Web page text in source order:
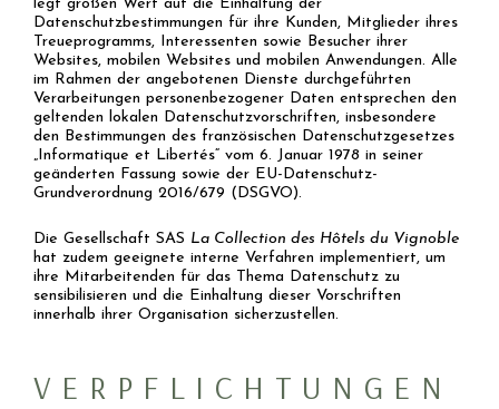
legt großen Wert auf die Einhaltung der
Datenschutzbestimmungen für ihre Kunden, Mitglieder ihres
Treueprogramms, Interessenten sowie Besucher ihrer
Websites, mobilen Websites und mobilen Anwendungen. Alle
im Rahmen der angebotenen Dienste durchgeführten
Verarbeitungen personenbezogener Daten entsprechen den
geltenden lokalen Datenschutzvorschriften, insbesondere
den Bestimmungen des französischen Datenschutzgesetzes
„Informatique et Libertés“ vom 6. Januar 1978 in seiner
geänderten Fassung sowie der EU-Datenschutz-
Grundverordnung 2016/679 (DSGVO).
Die Gesellschaft SAS La Collection des Hôtels du Vignoble
hat zudem geeignete interne Verfahren implementiert, um
ihre Mitarbeitenden für das Thema Datenschutz zu
sensibilisieren und die Einhaltung dieser Vorschriften
innerhalb ihrer Organisation sicherzustellen.
VERPFLICHTUNGEN